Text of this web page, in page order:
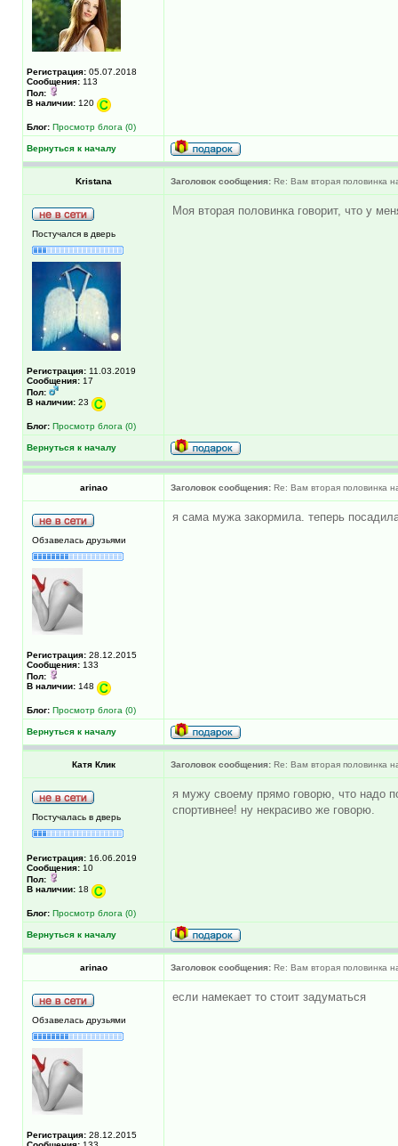
Регистрация: 05.07.2018
Сообщения: 113
Пол:
В наличии: 120
Блог: Просмотр блога (0)
Вернуться к началу
Kristana Заголовок сообщения: Re: Вам вторая половинка
Постучался в дверь
Регистрация: 11.03.2019
Сообщения: 17
Пол:
В наличии: 23
Блог: Просмотр блога (0)
Моя вторая половинка говорит, что у
Вернуться к началу
arinao Заголовок сообщения: Re: Вам вторая половинка
Обзавелась друзьями
Регистрация: 28.12.2015
Сообщения: 133
Пол:
В наличии: 148
Блог: Просмотр блога (0)
я сама мужа закормила. теперь
Вернуться к началу
Катя Клик Заголовок сообщения: Re: Вам вторая половинка
Постучалась в дверь
Регистрация: 16.06.2019
Сообщения: 10
Пол:
В наличии: 18
Блог: Просмотр блога (0)
я мужу своему прямо говорю, что надо
спортивнее! ну некрасиво же говорю.
Вернуться к началу
arinao Заголовок сообщения: Re: Вам вторая половинка
Обзавелась друзьями
Регистрация: 28.12.2015
если намекает то стоит задуматься